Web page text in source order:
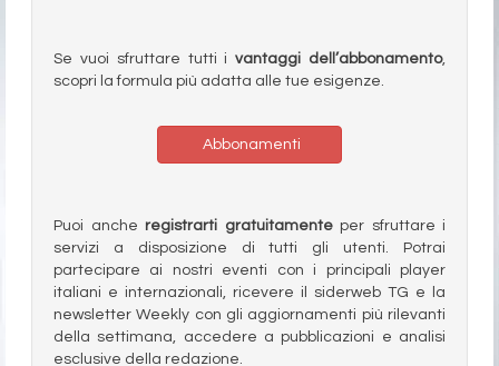
Se vuoi sfruttare tutti ivantaggi dell’abbonamento,
scopri la formula più adatta alle tue esigenze.
Abbonamenti
Puoi anche registrarti gratuitamenteper sfruttare i
servizi a disposizione di tutti gli utenti. Potrai
partecipare ai nostri eventi con i principali player
italiani e internazionali, ricevere il siderweb TG e la
newsletter Weekly con gli aggiornamenti più rilevanti
della settimana, accedere a pubblicazioni e analisi
esclusive della redazione.